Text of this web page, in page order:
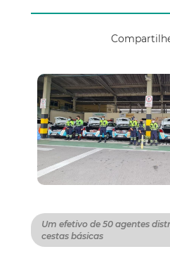
Um efetivo de 50 agentes
cestas básicas